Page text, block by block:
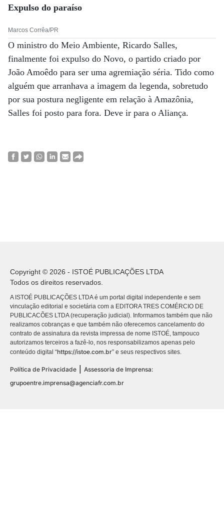
Expulso do paraíso
Marcos Corrêa/PR
O ministro do Meio Ambiente, Ricardo Salles,
finalmente foi expulso do Novo, o partido criado por
João Amoêdo para ser uma agremiação séria. Tido como
alguém que arranhava a imagem da legenda, sobretudo
por sua postura negligente em relação à Amazônia,
Salles foi posto para fora. Deve ir para o Aliança.
Copyright © 2026 - ISTOÉ PUBLICAÇÕES LTDA
Todos os direitos reservados.
A ISTOÉ PUBLICAÇÕES LTDA é um portal digital independente e sem
vinculação editorial e societária com a EDITORA TRES COMÉRCIO DE
PUBLICACÕES LTDA (recuperação judicial). Informamos também que não
realizamos cobranças e que também não oferecemos cancelamento do
contrato de assinatura da revista impressa de nome ISTOÉ, tampouco
autorizamos terceiros a fazê-lo, nos responsabilizamos apenas pelo
conteúdo digital “https://istoe.com.br” e seus respectivos sites.
Política de Privacidade
Assessoria de Imprensa:
grupoentre.imprensa@agenciafr.com.br